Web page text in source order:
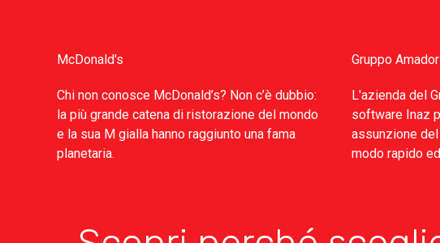
McDonald's
Chi non conosce McDonald’s? Non c’è dubbio:
la più grande catena di ristorazione del mondo
e la sua M gialla hanno raggiunto una fama
planetaria.
Gruppo
L'azienda del
software Inaz
assunzione
modo rapido